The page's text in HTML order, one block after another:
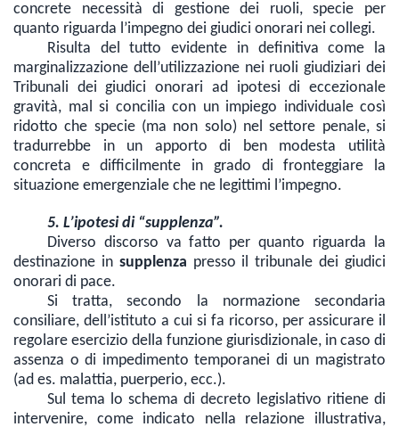
concrete necessità di gestione dei ruoli, specie per
quanto riguarda l’impegno dei giudici onorari nei collegi.
Risulta del tutto evidente in definitiva come la
marginalizzazione dell’utilizzazione nei ruoli giudiziari dei
Tribunali dei giudici onorari ad ipotesi di eccezionale
gravità, mal si concilia con un impiego individuale così
ridotto che specie (ma non solo) nel settore penale, si
tradurrebbe in un apporto di ben modesta utilità
concreta e difficilmente in grado di fronteggiare la
situazione emergenziale che ne legittimi l’impegno.
5. L’ipotesi di “supplenza”.
Diverso discorso va fatto per quanto riguarda la
destinazione in supplenza presso il tribunale dei giudici
onorari di pace.
Si tratta, secondo la normazione secondaria
consiliare, dell’istituto a cui si fa ricorso, per assicurare il
regolare esercizio della funzione giurisdizionale, in caso di
assenza o di impedimento temporanei di un magistrato
(ad es. malattia, puerperio, ecc.).
Sul tema lo schema di decreto legislativo ritiene di
intervenire, come indicato nella relazione illustrativa,